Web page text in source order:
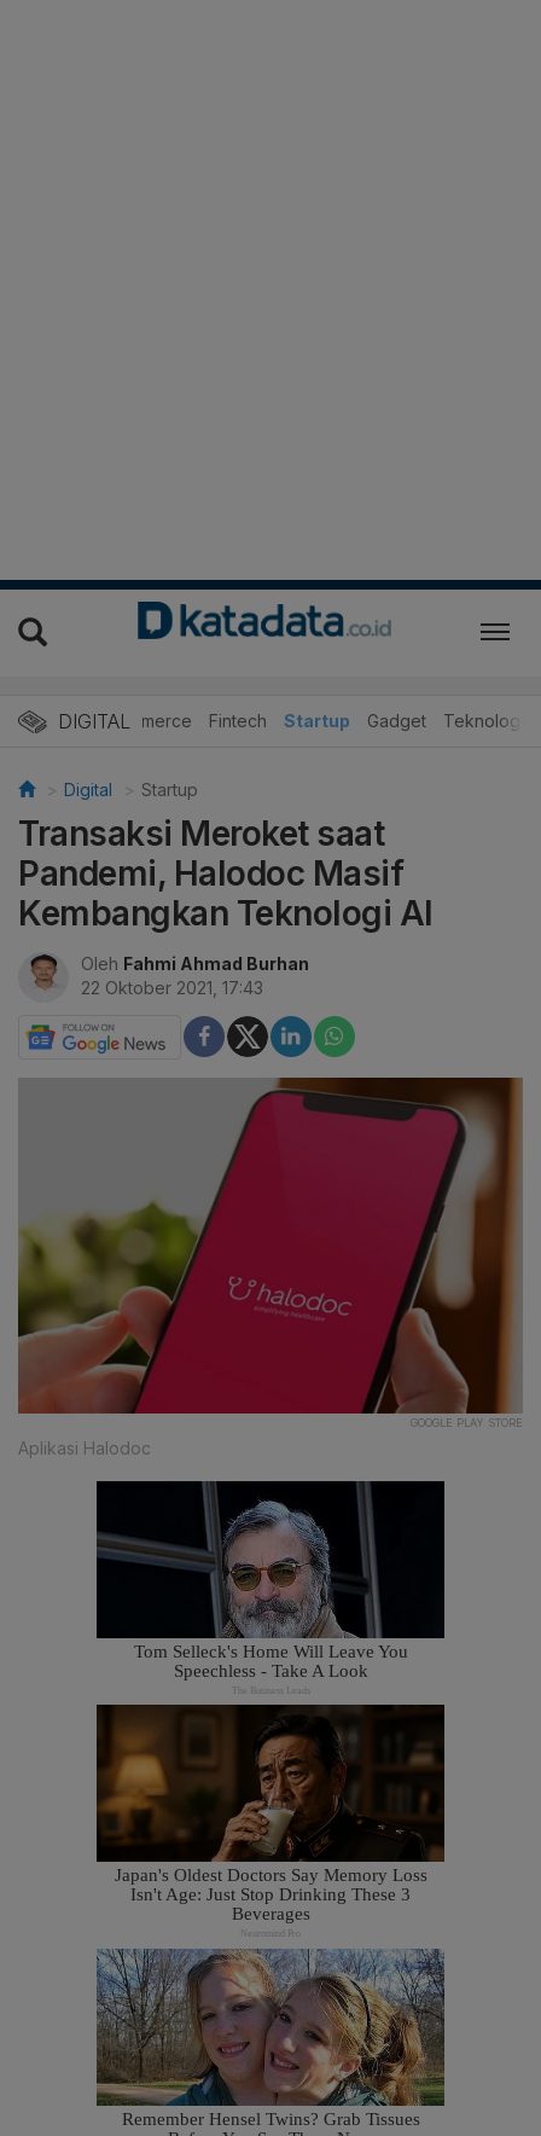
DIGITAL
E-Commerce Fintech Startup Gadget Teknologi
Digital Startup
Transaksi Meroket saat
Pandemi, Halodoc Masif
Kembangkan Teknologi AI
Oleh Fahmi Ahmad Burhan
22 Oktober 2021, 17:43
GOOGLE PLAY STORE
Aplikasi Halodoc